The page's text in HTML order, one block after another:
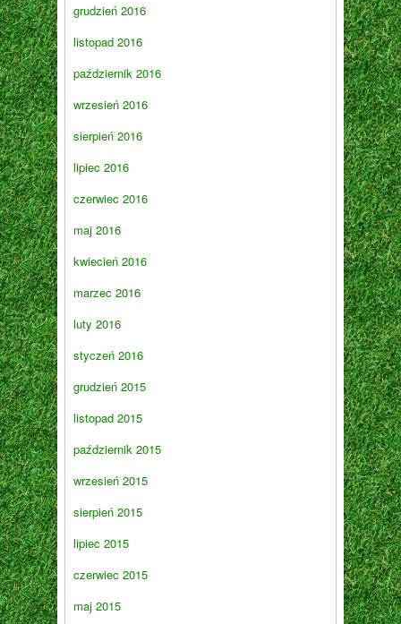
grudzień 2016
listopad 2016
październik 2016
wrzesień 2016
sierpień 2016
lipiec 2016
czerwiec 2016
maj 2016
kwiecień 2016
marzec 2016
luty 2016
styczeń 2016
grudzień 2015
listopad 2015
październik 2015
wrzesień 2015
sierpień 2015
lipiec 2015
czerwiec 2015
maj 2015